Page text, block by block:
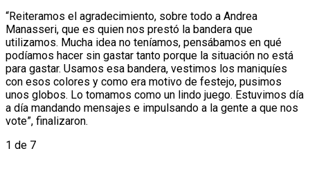
“Reiteramos el agradecimiento, sobre todo a Andrea
Manasseri, que es quien nos prestó la bandera que
utilizamos. Mucha idea no teníamos, pensábamos en qué
podíamos hacer sin gastar tanto porque la situación no está
para gastar. Usamos esa bandera, vestimos los maniquíes
con esos colores y como era motivo de festejo, pusimos
unos globos. Lo tomamos como un lindo juego. Estuvimos día
a día mandando mensajes e impulsando a la gente a que nos
vote”, finalizaron.
1 de 7